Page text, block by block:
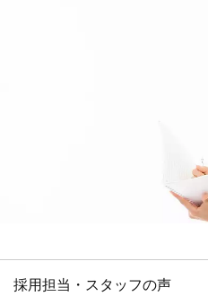
採用担当・スタッフの声